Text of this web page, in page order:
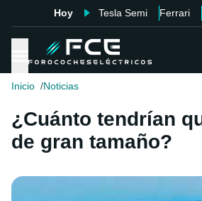
Hoy Tesla Semi Ferrari
Inicio Noticias
¿Cuánto tendrían
de gran tamaño?